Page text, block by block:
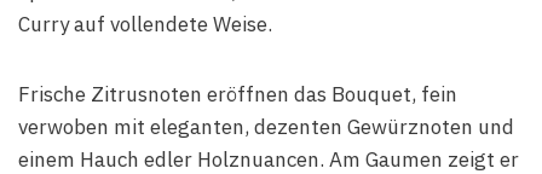
Curry auf vollendete Weise.
Frische Zitrusnoten eröffnen das Bouquet, fein
verwoben mit eleganten, dezenten Gewürznoten und
einem Hauch edler Holznuancen. Am Gaumen zeigt er